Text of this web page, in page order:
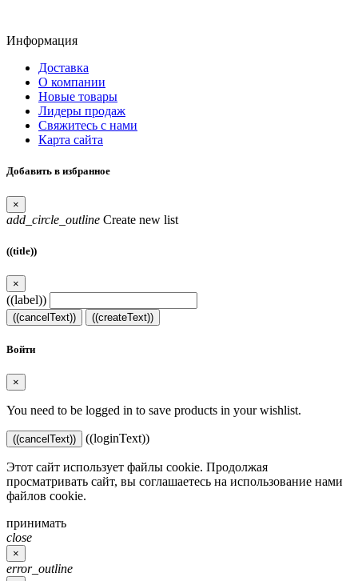
Информация
Доставка
О компании
Новые товары
Лидеры продаж
Свяжитесь с нами
Карта сайта
Добавить в избранное
×
add_circle_outline Create new list
((title))
×
((label))
((cancelText)) ((createText))
Войти
×
You need to be logged in to save products in your wishlist.
((cancelText)) ((loginText))
Этот сайт использует файлы cookie. Продолжая
просматривать сайт, вы соглашаетесь на использование нами
файлов cookie.
принимать
close
×
error_outline